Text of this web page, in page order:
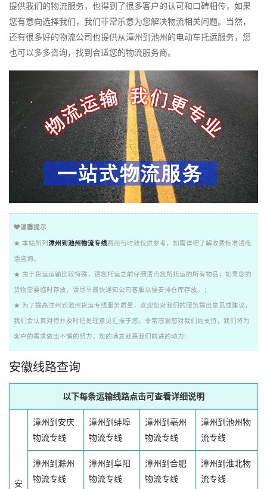
提供我们的物流服务，也得到了很多客户的认可和口碑相传，如果
您有意向选择我们，我们非常乐意为您解决物流相关问题。当然，
还有很多好的物流公司也提供从漳州到池州的电动车托运服务，您
也可以多多咨询，找到合适您的物流服务商。
温馨提示
★ 本站所列 漳州到池州物流专线费用与时效仅供参考，如需详细了解收费标准请电
话咨询。
★ 由于货运运输比较特殊，请您托运之前仔细清点您所托运的所有物品；如果您的
货物需要临时存放，请尽早最快通知公司客服以便安排仓库存放。；
★ 为了提高漳州到池州货运专线服务质量，欢迎您对我们的服务提出意见或建议，
我们会认真对待并及时把处理意见汇报于您，非常感谢您对我们的支持，我们将为
客户的需求做出不懈的努力，您的满意就是我们前进的动力!
安徽线路查询
以下每条运输线路点击可查看详细说明
安
漳州到安庆
物流专线
漳州到蚌埠
物流专线
漳州到亳州
物流专线
漳州到池州物
流专线
漳州到滁州
物流专线
漳州到阜阳
物流专线
漳州到合肥
物流专线
漳州到淮北物
流专线